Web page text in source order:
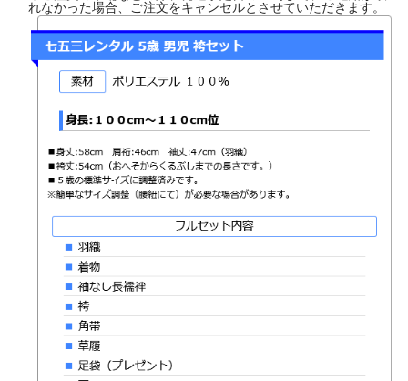
れなかった場合、ご注文をキャンセルとさせていただきます。